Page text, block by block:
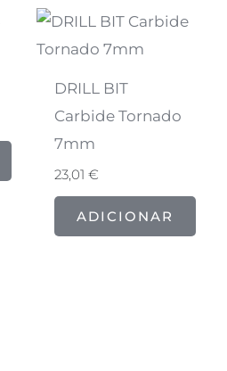
DRILL BIT
Carbide Tornado
7mm
23,01€
ADICIONAR